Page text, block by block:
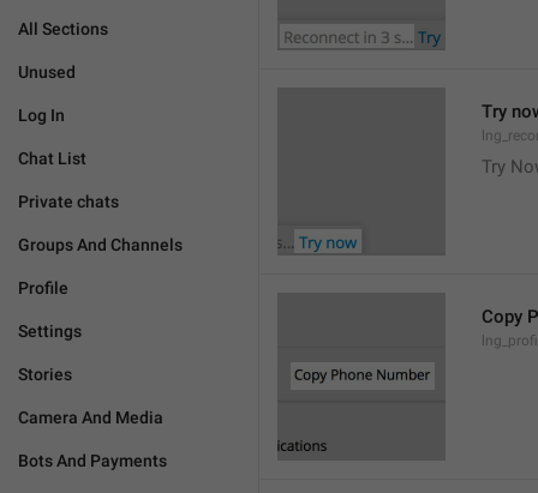
All Sections
Unused
Log In
Chat List
Private chats
Groups And Channels
Profile
Settings
Stories
Camera And Media
Bots And Payments
Try
Try
Copy